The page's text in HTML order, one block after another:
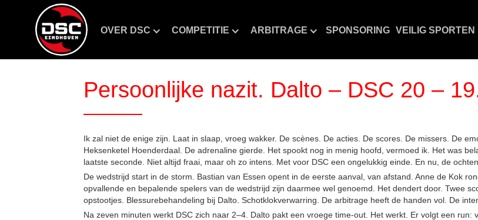
OVER DSC COMPETITIE ARBITRAGE SPONSORING VEILIG SPORTEN
Persoonlijke nazit. Dalto – DSC 20 –
Ik zal niet de enige zijn. Laat in slaap, vroeg wakker. De scènes. De acties. De scores. De missers. De
Heksenketel Hoenderdaal. De adrenaline gierde. Het spookt nog in menig hoofd, vermoed ik. Het was
laatste seconde. Niet altijd fraai, maar oh zo intens. Met voor DSC een ongelukkig einde. En nu, de
De wedstrijd start in de storm. Bastian van Essen opent in de eerste aanval, van afstand. Anne de Kok
opvallende en bepalende spelers van de wedstrijd zijn daarmee wel genoemd. Het dendert door. Twee
opstootjes. Blessurebehandeling bij Dalto. Schotklokverwarring. De arbitrage heeft de handen vol. De
Na zeven minuten werkt DSC zich naar 2–4. Dalto pakt een vroege time-out. Het werkt. Er volgt een